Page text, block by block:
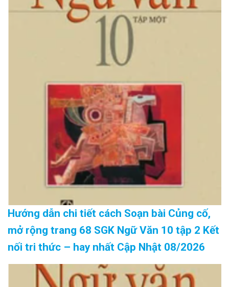
Hướng dẫn chi tiết cách Soạn bài Củng cố,
mở rộng trang 68 SGK Ngữ Văn 10 tập 2 Kết
nối tri thức – hay nhất Cập Nhật 08/2026